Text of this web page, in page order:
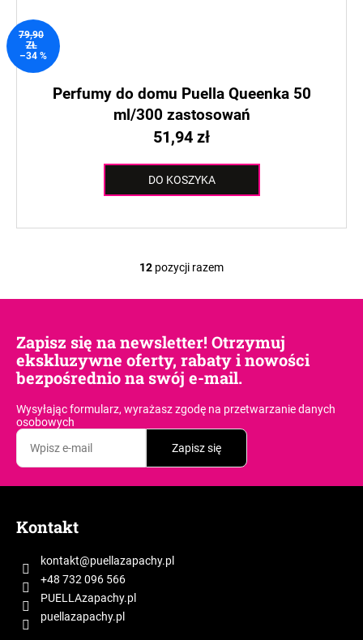
79,90
ZŁ
–34 %
Perfumy do domu Puella Queenka 50
ml/300 zastosowań
51,94 zł
DO KOSZYKA
K
r
o
l
i
l
i
s
t
12 pozycji razem
Zapisz się na newsletter! Otrzymuj
ekskluzywne oferty, rabaty i nowości
bezpośrednio na swój e-mail.
Wysyłając formularz, wyrażasz zgodę na przetwarzanie danych
osobowych
Zapisz się
Kontakt
kontakt@puellazapachy.pl
+48 732 096 566
PUELLAzapachy.pl
puellazapachy.pl